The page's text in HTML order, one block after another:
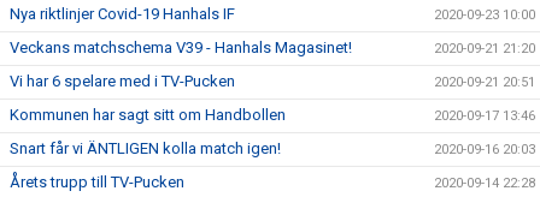
Nya riktlinjer Covid-19 Hanhals IF 2020-09-23 10:00
Veckans matchschema V39 - Hanhals Magasinet! 2020-09-21 21:20
Vi har 6 spelare med i TV-Pucken 2020-09-21 20:51
Kommunen har sagt sitt om Handbollen 2020-09-17 13:46
Snart får vi ÄNTLIGEN kolla match igen! 2020-09-16 20:03
Årets trupp till TV-Pucken 2020-09-14 22:28